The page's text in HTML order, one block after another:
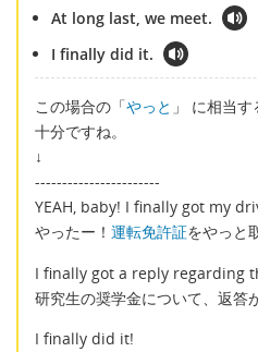
At long last, we meet.
I finally did it.
この場合の「やっと 」 に相当
十分ですね。
↓
-----------------------
YEAH, baby! I finally got my
やったー！ 運転免許証をやっと
I finally got a reply regarding
研究生の奨学金について、返答
I finally did it!